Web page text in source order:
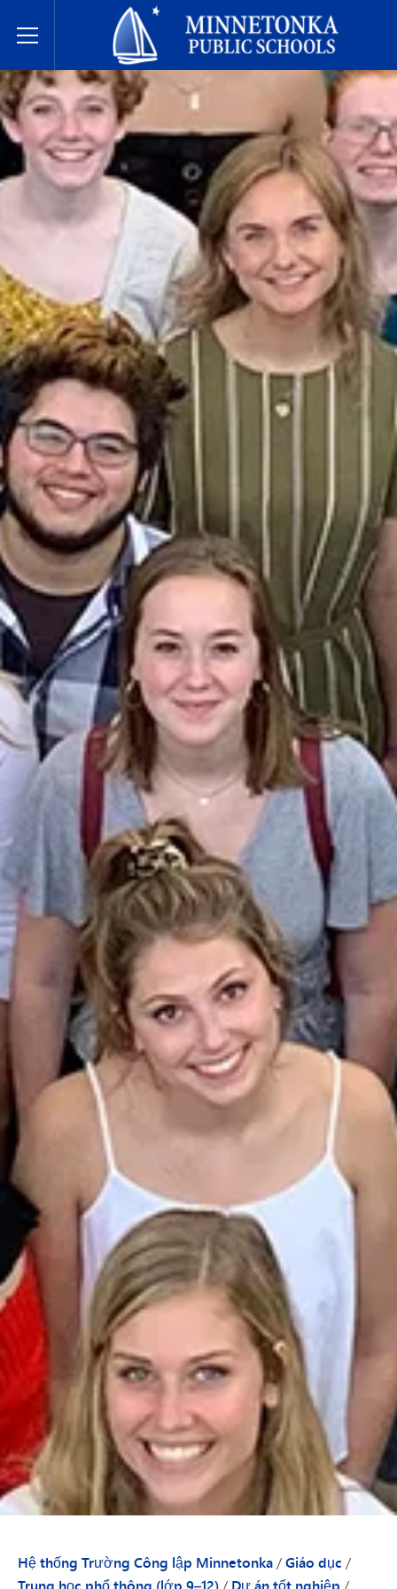
Toggle Menu
Hệ thống Trường Công lập Minnetonka
Hệ thống Trường Công lập Minnetonka/Giáo dục /